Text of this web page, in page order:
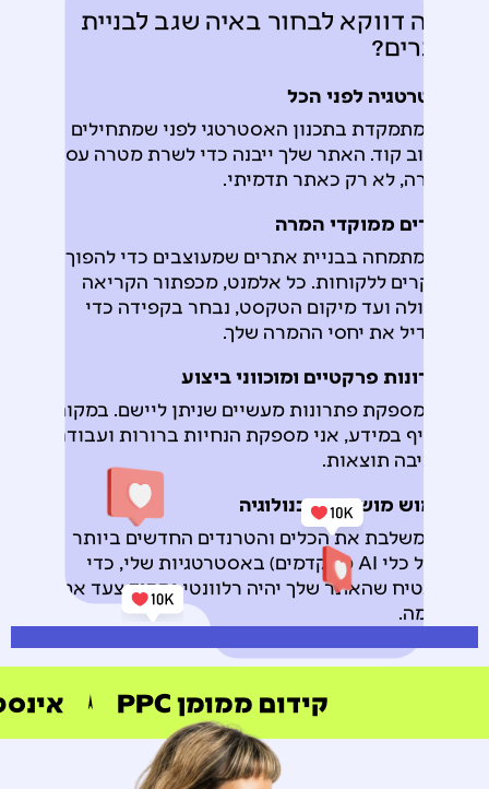
למה דווקא לבחור באיה שגב לבניית
אתרים?
אסטרטגיה לפני הכל
אני מתמקדת בתכנון האסטרטגי לפני שמתחילים
לכתוב קוד. האתר שלך ייבנה כדי לשרת מטרה עסקית
ברורה, לא רק כאתר תדמיתי.
אתרים ממוקדי המרה
אני מתמחה בבניית אתרים שמעוצבים כדי להפוך
מבקרים ללקוחות. כל אלמנט, מכפתור הקריאה
לפעולה ועד מיקום הטקסט, נבחר בקפידה כדי
להגדיל את יחסי ההמרה שלך.
פתרונות פרקטיים ומוכווני ביצוע
אני מספקת פתרונות מעשיים שניתן ליישם. במקום
להציף במידע, אני מספקת הנחיות ברורות ועבודה
שמניבה תוצאות.
שימוש מושכל בטכנולוגיה
אני משלבת את הכלים והטרנדים החדשים ביותר
(כולל כלי AI מתקדמים) באסטרטגיות שלי, כדי
להבטיח שהאתר שלך יהיה רלוונטי ותמיד צעד אחד
קדימה.
קידום ממומן PPC